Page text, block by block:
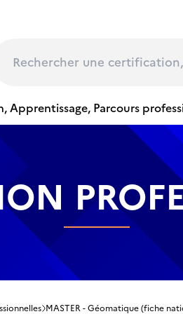
Apprentissage, Parcours
MASTER - Géomatique (fiche